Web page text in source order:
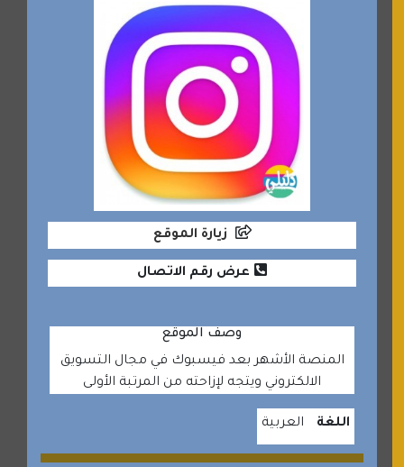
زيارة الموقع
عرض رقم الاتصال
وصف الموقع
المنصة الأشهر بعد فيسبوك في مجال التسويق
الالكتروني ويتجه لإزاحته من المرتبة الأولى
اللغة العربية